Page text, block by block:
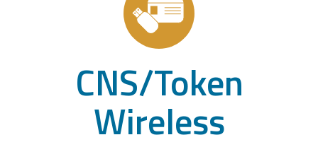
CNS/Token
Wireless